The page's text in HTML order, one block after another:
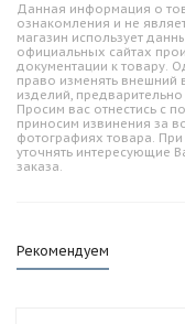
Данная информация о
ознакомления и не
магазин использует
официальных сайтах
документации к товару.
право изменять внешний
изделий,
Просим вас отнестись с
приносим извинения за
фотографиях товара.
уточнять интересующие
заказа.
Рекомендуем